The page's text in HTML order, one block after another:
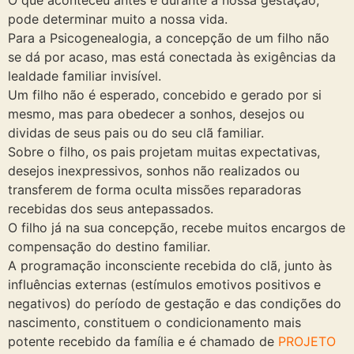
pode determinar muito a nossa vida.
Para a Psicogenealogia, a concepção de um filho não
se dá por acaso, mas está conectada às exigências da
lealdade familiar invisível.
Um filho não é esperado, concebido e gerado por si
mesmo, mas para obedecer a sonhos, desejos ou
dividas de seus pais ou do seu clã familiar.
Sobre o filho, os pais projetam muitas expectativas,
desejos inexpressivos, sonhos não realizados ou
transferem de forma oculta missões reparadoras
recebidas dos seus antepassados.
O filho já na sua concepção, recebe muitos encargos de
compensação do destino familiar.
A programação inconsciente recebida do clã, junto às
influências externas (estímulos emotivos positivos e
negativos) do período de gestação e das condições do
nascimento, constituem o condicionamento mais
potente recebido da família e é chamado de PROJETO